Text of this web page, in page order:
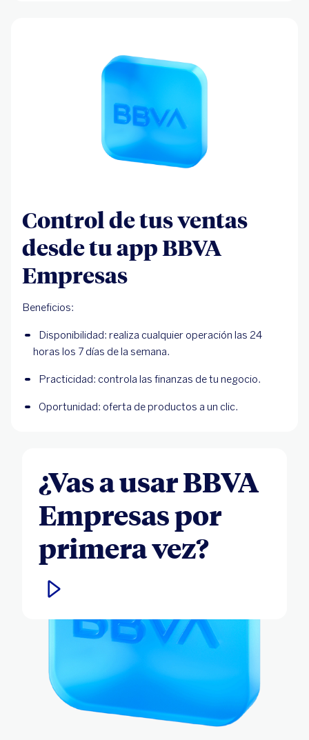
Control de tus ventas
desde tu app BBVA
Empresas
Beneficios:
Disponibilidad: realiza cualquier operación las 24
horas los 7 días de la semana.
Practicidad: controla las finanzas de tu negocio.
Oportunidad: oferta de productos a un clic.
¿Vas a usar BBVA
Empresas por
primera vez?